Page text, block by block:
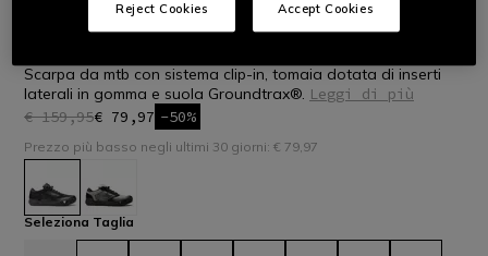
BICI SCARPE
Scarpa da mtb con sistema clip-in, tomaia dotata di inserti
laterali in gomma e suola Groundtrax®. Leggi di più
€ 159,95€ 79,97 -50%
Prezzo più basso negli ultimi 30 giorni: € 79,97
selezionato
Seleziona Taglia
Reject Cookies Accept Cookies